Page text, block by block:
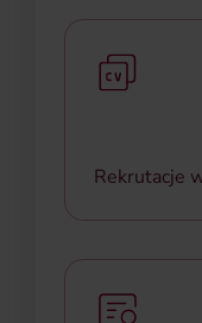
projektów,
Rekrutacje
nowych